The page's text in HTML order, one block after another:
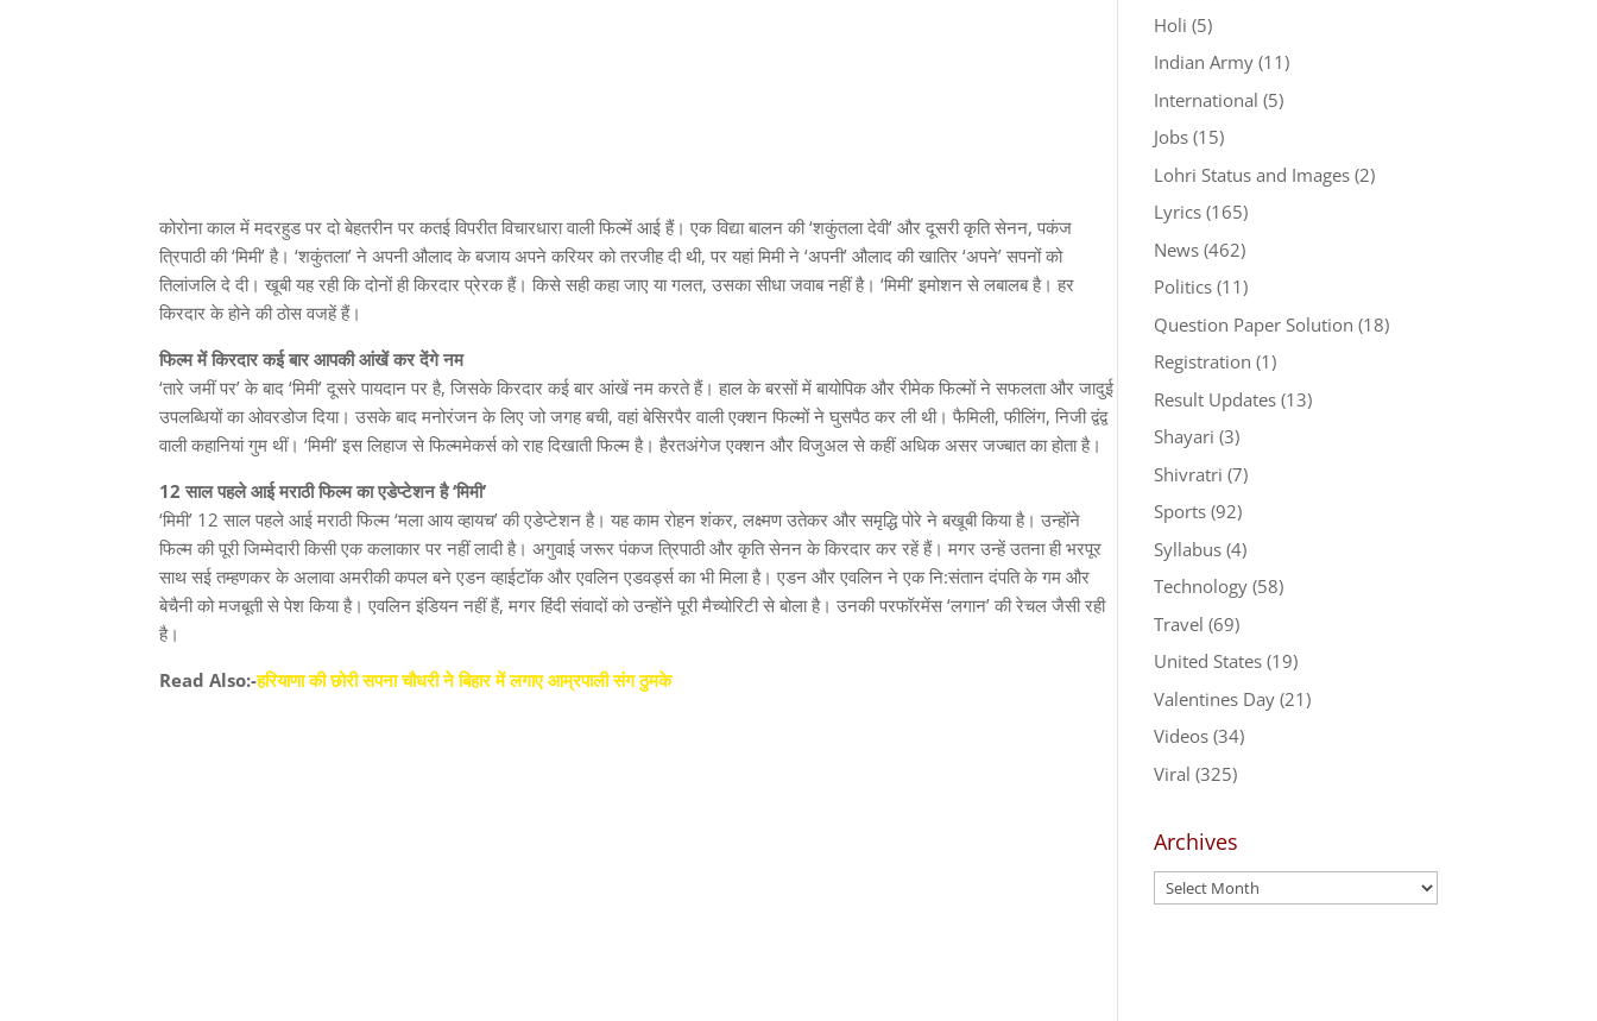
कोरोना काल में मदरहुड पर दो बेहतरीन पर कतई विपरीत विचारधारा वाली फिल्‍में आई हैं। एक विद्या बालन की ‘शकुंतला देवी’ और दूसरी कृति सेनन, पकंज
त्रिपाठी की ‘मिमी’ है। ‘शकुंतला’ ने अपनी औलाद के बजाय अपने करियर को तरजीह दी थी, पर यहां मिमी ने ‘अपनी’ औलाद की खातिर ‘अपने’ सपनों को
तिलां‍जलि दे दी। खूबी यह रही कि दोनों ही किरदार प्रेरक हैं। किसे सही कहा जाए या गलत, उसका सीधा जवाब नहीं है। ‘मिमी’ इमोशन से लबालब है। हर
किरदार के होने की ठोस वजहें हैं।
फिल्म में किरदार कई बार आपकी आंखें कर देंगे नम
‘तारे जमीं पर’ के बाद ‘मिमी’ दूसरे पायदान पर है, जिसके किरदार कई बार आंखें नम करते हैं। हाल के बरसों में बायोपिक और रीमेक फिल्‍मों ने सफलता और जादुई
उपलब्धियों का ओवरडोज दिया। उसके बाद मनोरंजन के लिए जो जगह बची, वहां बेसिरपैर वाली एक्‍शन फिल्‍मों ने घुसपैठ कर ली थी। फैमिली, फीलिंग, निजी द्वंद्व
वाली कहानियां गुम थीं। ‘मिमी’ इस लिहाज से फिल्‍ममेकर्स को राह दिखाती फिल्‍म है। हैरतअंगेज एक्‍शन और विजुअल से कहीं अधिक असर जज्‍बात का होता है।
12 साल पहले आई मराठी फिल्‍म का एडेप्‍टेशन है ‘मिमी’
‘मिमी’ 12 साल पहले आई मराठी फिल्‍म ‘मला आय व्‍हायच’ की एडेप्‍टेशन है। यह काम रोहन शंकर, लक्ष्‍मण उतेकर और समृद्ध‍ि पोरे ने बखूबी किया है। उन्‍होंने
फिल्‍म की पूरी जिम्‍मेदारी किसी एक कलाकार पर नहीं लादी है। अगुवाई जरूर पंकज त्रिपाठी और कृति सेनन के किरदार कर रहें हैं। मगर उन्‍हें उतना ही भरपूर
साथ सई तम्‍हणकर के अलावा अमरीकी कपल बने एडन व्‍हाईटॉक और एवलिन एडवर्ड्स का भी मिला है। एडन और एवलिन ने एक नि:संतान दंपति के गम और
बेचैनी को मजबूती से पेश किया है। एवलिन इंडियन नहीं हैं, मगर हिंदी संवादों को उन्‍होंने पूरी मैच्‍योरिटी से बोला है। उनकी परफॉरमेंस ‘लगान’ की रेचल जैसी रही
है।
Read Also:-हरियाणा की छोरी सपना चौधरी ने बिहार में लगाए आम्रपाली संग ठुमके
Holi (5)
Indian Army(11)
International (5)
Jobs(15)
Lohri Status and Images(2)
Lyrics(165)
News(462)
Politics(11)
Question Paper Solution (18)
Registration (1)
Result Updates(13)
Shayari (3)
Shivratri (7)
Sports(92)
Syllabus(4)
Technology(58)
Travel (69)
United States(19)
Valentines Day(21)
Videos(34)
Viral (325)
Archives
Archives